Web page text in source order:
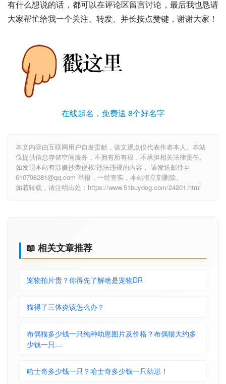
有什么想说的话，都可以在评论区留言讨论，最后我也恳请
大家帮忙给我一个关注、转发、并长按点赞键，谢谢大家！
在线起名，免费送 8个好名字
本文内容由互联网用户自发贡献，该文观点仅代表作者本人。本站
仅提供信息存储空间服务，不拥有所有权，不承担相关法律责任。
如发现本站有涉嫌抄袭侵权/违法违规的内容， 请发送邮件至
610798281@qq.com 举报，一经查实，本站将立刻删除。
如若转载，请注明出处：https://www.51buydog.com/24201.html
📖 相关文章推荐
宠物拍片贵？你得先了解啥是宠物DR
猫得了三体炎该怎么办？
布偶猫多少钱一只纯种幼崽图片及价格？布偶猫大约多
少钱一只…
哈士奇多少钱一只？哈士奇多少钱一只幼崽！